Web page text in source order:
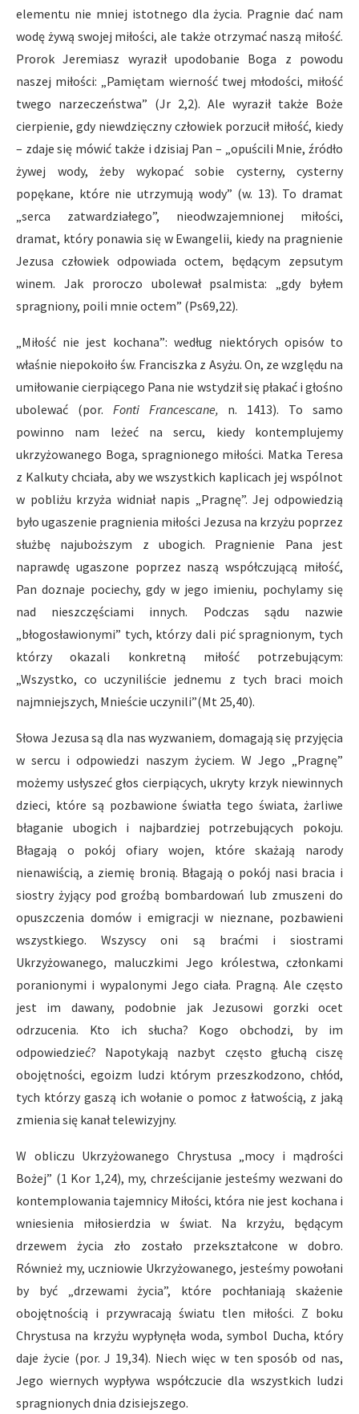
elementu nie mniej istotnego dla życia. Pragnie dać nam
wodę żywą swojej miłości, ale także otrzymać naszą miłość.
Prorok Jeremiasz wyraził upodobanie Boga z powodu
naszej miłości: „Pamiętam wierność twej młodości, miłość
twego narzeczeństwa” (Jr 2,2). Ale wyraził także Boże
cierpienie, gdy niewdzięczny człowiek porzucił miłość, kiedy
– zdaje się mówić także i dzisiaj Pan – „opuścili Mnie, źródło
żywej wody, żeby wykopać sobie cysterny, cysterny
popękane, które nie utrzymują wody” (w. 13). To dramat
„serca zatwardziałego”, nieodwzajemnionej miłości,
dramat, który ponawia się w Ewangelii, kiedy na pragnienie
Jezusa człowiek odpowiada octem, będącym zepsutym
winem. Jak proroczo ubolewał psalmista: „gdy byłem
spragniony, poili mnie octem” (Ps69,22).
„Miłość nie jest kochana”: według niektórych opisów to
właśnie niepokoiło św. Franciszka z Asyżu. On, ze względu na
umiłowanie cierpiącego Pana nie wstydził się płakać i głośno
ubolewać (por. Fonti Francescane, n. 1413). To samo
powinno nam leżeć na sercu, kiedy kontemplujemy
ukrzyżowanego Boga, spragnionego miłości. Matka Teresa
z Kalkuty chciała, aby we wszystkich kaplicach jej wspólnot
w pobliżu krzyża widniał napis „Pragnę”. Jej odpowiedzią
było ugaszenie pragnienia miłości Jezusa na krzyżu poprzez
służbę najuboższym z ubogich. Pragnienie Pana jest
naprawdę ugaszone poprzez naszą współczującą miłość,
Pan doznaje pociechy, gdy w jego imieniu, pochylamy się
nad nieszczęściami innych. Podczas sądu nazwie
„błogosławionymi” tych, którzy dali pić spragnionym, tych
którzy okazali konkretną miłość potrzebującym:
„Wszystko, co uczyniliście jednemu z tych braci moich
najmniejszych, Mnieście uczynili”(Mt 25,40).
Słowa Jezusa są dla nas wyzwaniem, domagają się przyjęcia
w sercu i odpowiedzi naszym życiem. W Jego „Pragnę”
możemy usłyszeć głos cierpiących, ukryty krzyk niewinnych
dzieci, które są pozbawione światła tego świata, żarliwe
błaganie ubogich i najbardziej potrzebujących pokoju.
Błagają o pokój ofiary wojen, które skażają narody
nienawiścią, a ziemię bronią. Błagają o pokój nasi bracia i
siostry żyjący pod groźbą bombardowań lub zmuszeni do
opuszczenia domów i emigracji w nieznane, pozbawieni
wszystkiego. Wszyscy oni są braćmi i siostrami
Ukrzyżowanego, maluczkimi Jego królestwa, członkami
poranionymi i wypalonymi Jego ciała. Pragną. Ale często
jest im dawany, podobnie jak Jezusowi gorzki ocet
odrzucenia. Kto ich słucha? Kogo obchodzi, by im
odpowiedzieć? Napotykają nazbyt często głuchą ciszę
obojętności, egoizm ludzi którym przeszkodzono, chłód,
tych którzy gaszą ich wołanie o pomoc z łatwością, z jaką
zmienia się kanał telewizyjny.
W obliczu Ukrzyżowanego Chrystusa „mocy i mądrości
Bożej” (1 Kor 1,24), my, chrześcijanie jesteśmy wezwani do
kontemplowania tajemnicy Miłości, która nie jest kochana i
wniesienia miłosierdzia w świat. Na krzyżu, będącym
drzewem życia zło zostało przekształcone w dobro.
Również my, uczniowie Ukrzyżowanego, jesteśmy powołani
by być „drzewami życia”, które pochłaniają skażenie
obojętnością i przywracają światu tlen miłości. Z boku
Chrystusa na krzyżu wypłynęła woda, symbol Ducha, który
daje życie (por. J 19,34). Niech więc w ten sposób od nas,
Jego wiernych wypływa współczucie dla wszystkich ludzi
spragnionych dnia dzisiejszego.